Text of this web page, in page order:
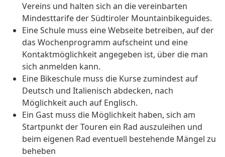
Vereins und halten sich an die vereinbarten
Mindesttarife der Südtiroler Mountainbikeguides.
Eine Schule muss eine Webseite betreiben, auf der
das Wochenprogramm aufscheint und eine
Kontaktmöglichkeit angegeben ist, über die man
sich anmelden kann.
Eine Bikeschule muss die Kurse zumindest auf
Deutsch und Italienisch abdecken, nach
Möglichkeit auch auf Englisch.
Ein Gast muss die Möglichkeit haben, sich am
Startpunkt der Touren ein Rad auszuleihen und
beim eigenen Rad eventuell bestehende Mängel zu
beheben